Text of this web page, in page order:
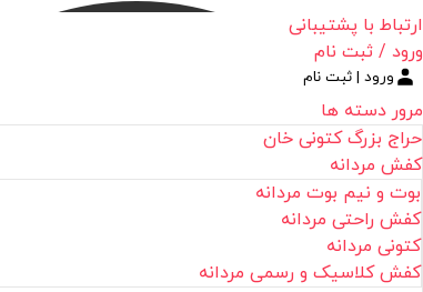
ارتباط با پشتیبانی
ورود / ثبت نام
ورود | ثبت نام
مرور دسته ها
حراج بزرگ کتونی خان
کفش مردانه
بوت و نیم بوت مردانه
کفش راحتی مردانه
کتونی مردانه
کفش کلاسیک و رسمی مردانه